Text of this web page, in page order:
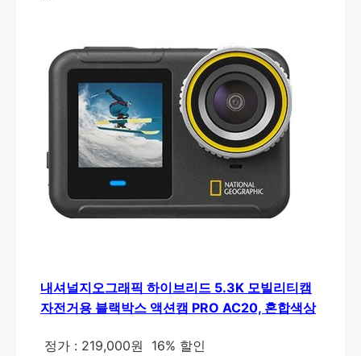
내셔널지오그래픽 하이브리드 5.3K 모빌리티캠
자전거용 블랙박스 액션캠 PRO AC20, 혼합색상
정가 : 219,000원
16% 할인